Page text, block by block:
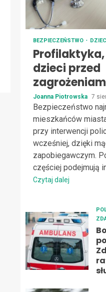
BEZPIECZEŃSTWO
dzieci przed
Joanna Piotrowska 7
Bezpieczeństwo
mieszkańców
przy interwencji
wcześniej, dzięki
zapobiegawczym.
częściej podejmują
Czytaj dalej